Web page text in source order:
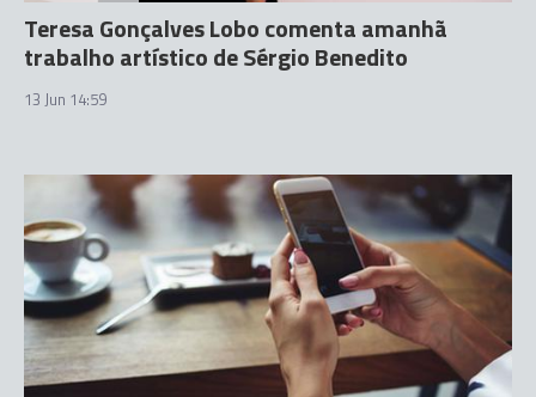
Teresa Gonçalves Lobo comenta amanhã
trabalho artístico de Sérgio Benedito
13 Jun 14:59